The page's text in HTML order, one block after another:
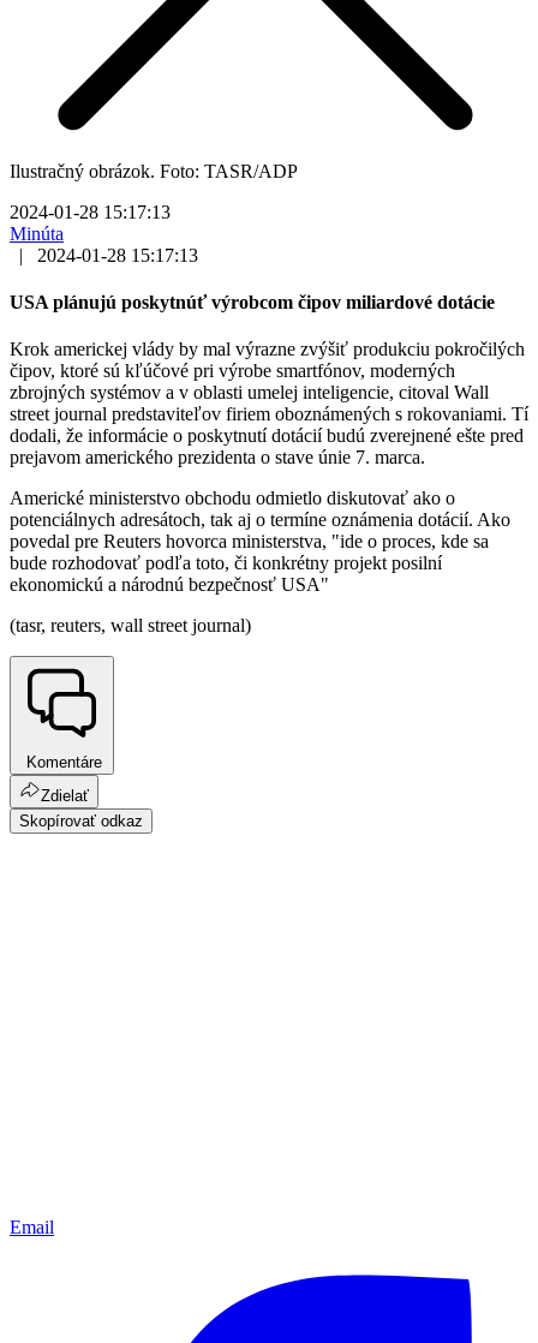
Ilustračný obrázok. Foto: TASR/ADP
2024-01-28 15:17:13
Minúta
|
2024-01-28 15:17:13
USA plánujú poskytnúť výrobcom čipov miliardové dotácie
Krok americkej vlády by mal výrazne zvýšiť produkciu pokročilých
čipov, ktoré sú kľúčové pri výrobe smartfónov, moderných
zbrojných systémov a v oblasti umelej inteligencie, citoval Wall
street journal predstaviteľov firiem oboznámených s rokovaniami. Tí
dodali, že informácie o poskytnutí dotácií budú zverejnené ešte pred
prejavom amerického prezidenta o stave únie 7. marca.
Americké ministerstvo obchodu odmietlo diskutovať ako o
potenciálnych adresátoch, tak aj o termíne oznámenia dotácií. Ako
povedal pre Reuters hovorca ministerstva, "ide o proces, kde sa
bude rozhodovať podľa toto, či konkrétny projekt posilní
ekonomickú a národnú bezpečnosť USA"
(tasr, reuters, wall street journal)
Komentáre
Zdielať
Skopírovať odkaz
Email